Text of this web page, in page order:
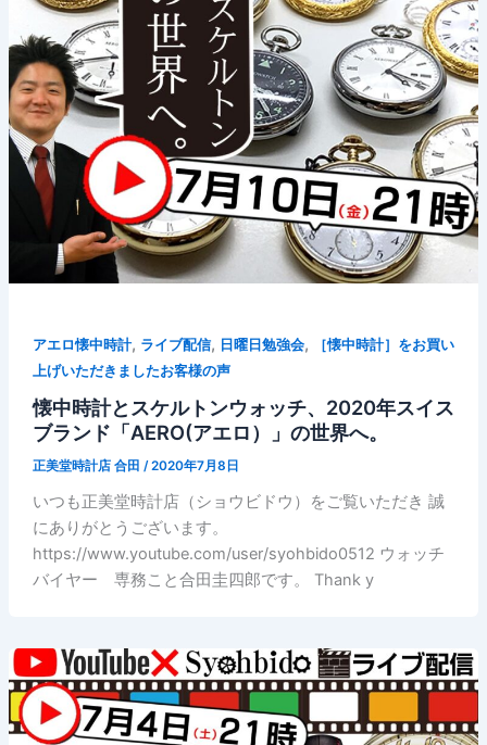
アエロ懐中時計, ライブ配信, 日曜日勉強会,
［懐中時計］をお買い
上げいただきましたお客様の声
懐中時計とスケルトンウォッチ、2020年スイス
ブランド「AERO(アエロ）」の世界へ。
正美堂時計店 合田 /2020年7月8日
いつも正美堂時計店（ショウビドウ）をご覧いただき 誠
にありがとうございます。
https://www.youtube.com/user/syohbido0512 ウォッチ
バイヤー 専務こと合田圭四郎です。 Thank y